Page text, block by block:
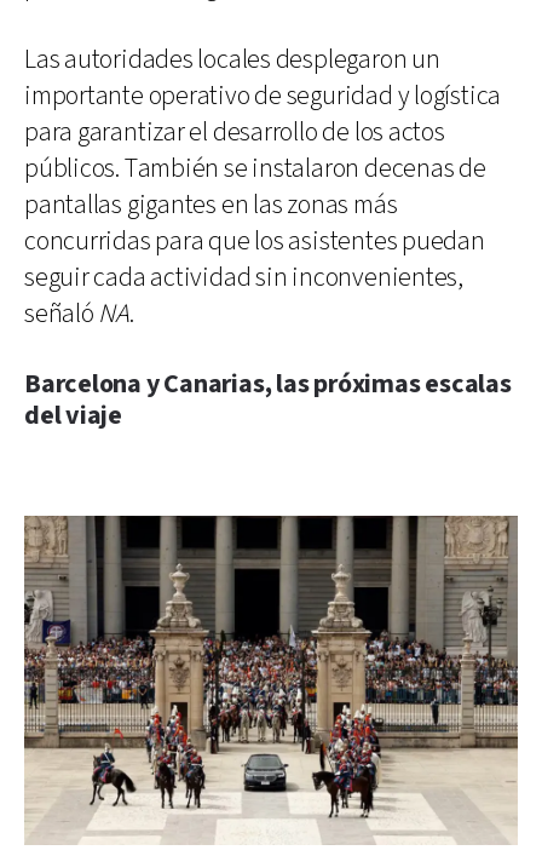
Las autoridades locales desplegaron un
importante operativo de seguridad y logística
para garantizar el desarrollo de los actos
públicos. También se instalaron decenas de
pantallas gigantes en las zonas más
concurridas para que los asistentes puedan
seguir cada actividad sin inconvenientes,
señaló NA.
Barcelona y Canarias, las próximas escalas
del viaje